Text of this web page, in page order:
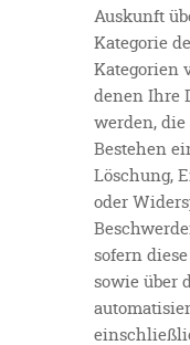
Auskunft
Kategorie
Kategorien
denen Ihre
werden, die
Bestehen
Löschung,
oder
sofern
sowie über